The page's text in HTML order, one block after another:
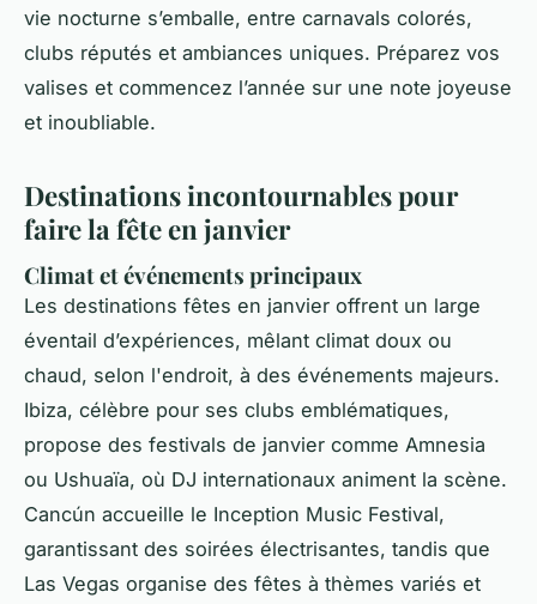
vie nocturne s’emballe, entre carnavals colorés,
clubs réputés et ambiances uniques. Préparez vos
valises et commencez l’année sur une note joyeuse
et inoubliable.
Destinations incontournables pour
faire la fête en janvier
Climat et événements principaux
Les destinations fêtes en janvier offrent un large
éventail d’expériences, mêlant climat doux ou
chaud, selon l'endroit, à des événements majeurs.
Ibiza, célèbre pour ses clubs emblématiques,
propose des festivals de janvier comme Amnesia
ou Ushuaïa, où DJ internationaux animent la scène.
Cancún accueille le Inception Music Festival,
garantissant des soirées électrisantes, tandis que
Las Vegas organise des fêtes à thèmes variés et